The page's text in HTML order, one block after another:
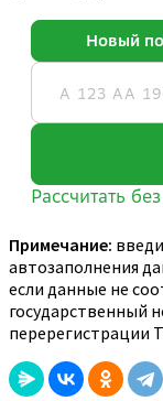
Примечание:
автозаполнения
если данные не
государственный
перерегистрации